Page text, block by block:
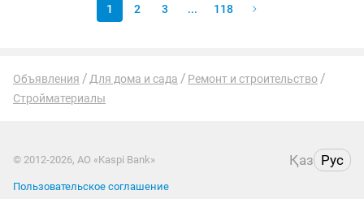
1 2 3 ... 118
Объявления Для дома и сада
Ремонт и строительство
Стройматериалы
© 2012-2026, АО «Kaspi Bank» Қаз Рус
Пользовательское соглашение